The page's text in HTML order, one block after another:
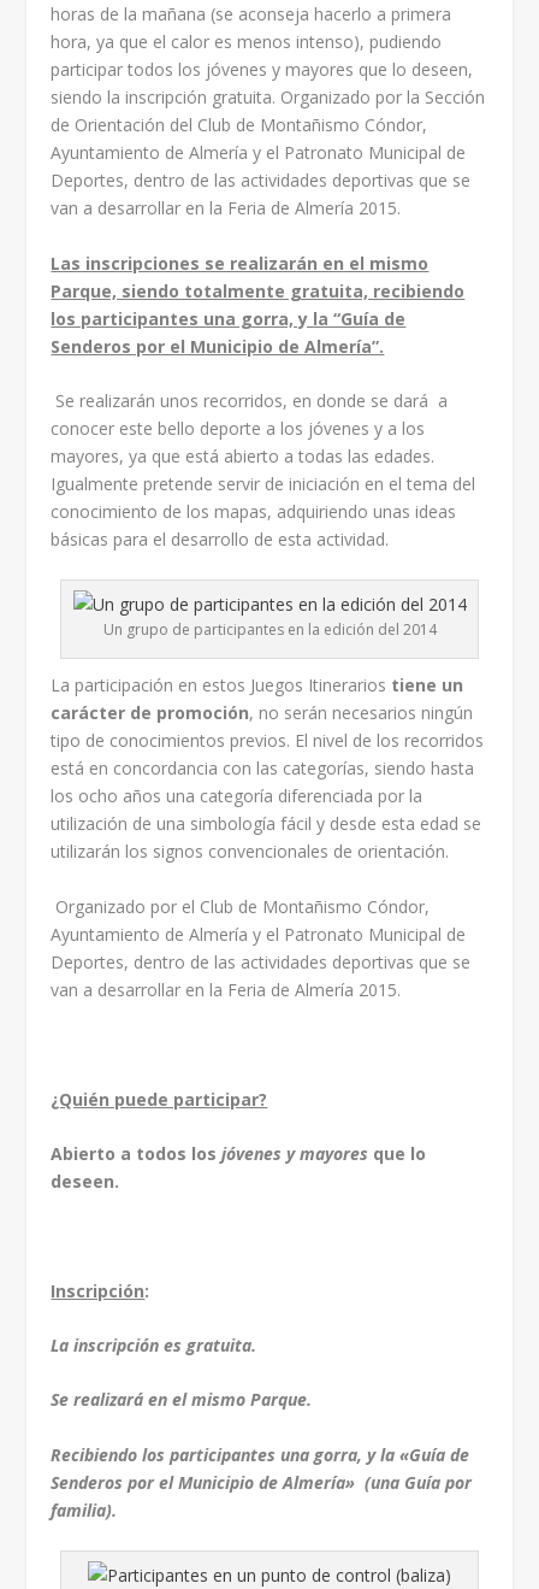
horas de la mañana (se aconseja hacerlo a primera
hora, ya que el calor es menos intenso), pudiendo
participar todos los jóvenes y mayores que lo deseen,
siendo la inscripción gratuita. Organizado por la Sección
de Orientación del Club de Montañismo Cóndor,
Ayuntamiento de Almería y el Patronato Municipal de
Deportes, dentro de las actividades deportivas que se
van a desarrollar en la Feria de Almería 2015.
Las inscripciones se realizarán en el mismo
Parque, siendo totalmente gratuita, recibiendo
los participantes una gorra, y la “Guía de
Senderos por el Municipio de Almería”.
Se realizarán unos recorridos, en donde se dará a
conocer este bello deporte a los jóvenes y a los
mayores, ya que está abierto a todas las edades.
Igualmente pretende servir de iniciación en el tema del
conocimiento de los mapas, adquiriendo unas ideas
básicas para el desarrollo de esta actividad.
Un grupo de participantes en la edición del 2014
La participación en estos Juegos Itinerarios tiene un
carácter de promoción, no serán necesarios ningún
tipo de conocimientos previos. El nivel de los recorridos
está en concordancia con las categorías, siendo hasta
los ocho años una categoría diferenciada por la
utilización de una simbología fácil y desde esta edad se
utilizarán los signos convencionales de orientación.
Organizado por el Club de Montañismo Cóndor,
Ayuntamiento de Almería y el Patronato Municipal de
Deportes, dentro de las actividades deportivas que se
van a desarrollar en la Feria de Almería 2015.
¿Quién puede participar?
Abierto a todos los jóvenes y mayores que lo
deseen.
Inscripción:
La inscripción es gratuita.
Se realizará en el mismo Parque.
Recibiendo los participantes una gorra, y la «Guía de
Senderos por el Municipio de Almería» (una Guía por
familia).